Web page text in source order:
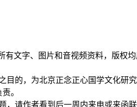
有文字、图片和音视频资料，版权
目的，为北京正念正心国学文化
。
请作者看到后一周内来电或来函联